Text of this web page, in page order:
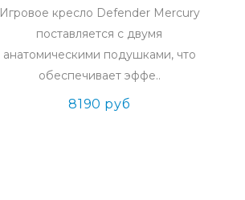
Игровое кресло Defender Mercury
поставляется с двумя
анатомическими подушками, что
обеспечивает эффе..
8190 руб